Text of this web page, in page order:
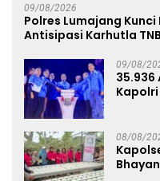
09/08/2026
Polres Lumajang
Antisipasi Karhutla
09/08/
35.936
08/08/